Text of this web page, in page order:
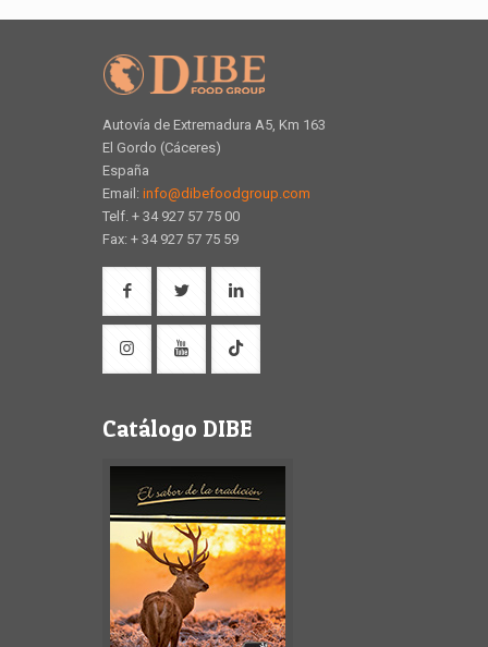
Autovía de Extremadura A5, Km 163
El Gordo (Cáceres)
España
Email: info@dibefoodgroup.com
Telf. + 34 927 57 75 00
Fax: + 34 927 57 75 59
Catálogo DIBE